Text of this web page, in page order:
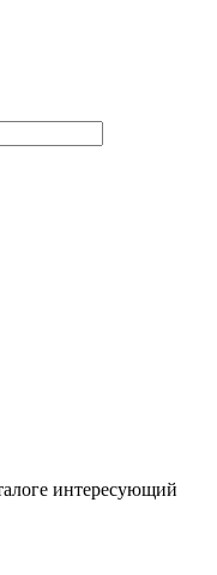
интересующий